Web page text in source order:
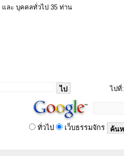
ละ บุคคลทั่วไป 35 ท่าน
ไปที่:
ทั่วไป เว็บธรรมจักร